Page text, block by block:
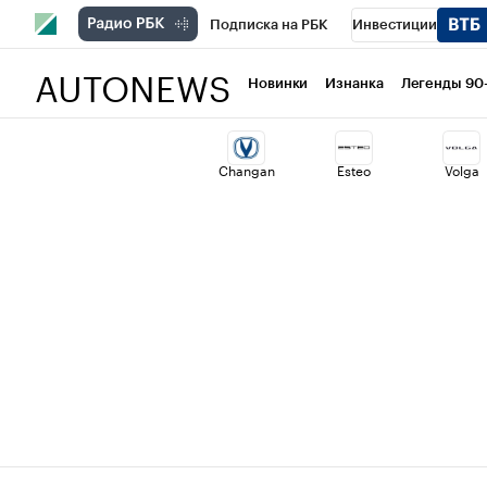
Подписка на РБК Инвестиции
Национальные проекты Город
Кредитные рейтинги Франшизы
AUTONEWS Новинки Изнанка Легенды
Changan Esteo Volga